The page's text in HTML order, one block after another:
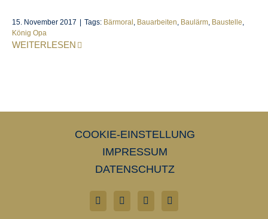
15. November 2017 Tags: Bärmoral , Bauarbeiten, Baulärm, Baustelle,
König Opa
WEITERLESEN
COOKIE-EINSTELLUNG
IMPRESSUM
DATENSCHUTZ